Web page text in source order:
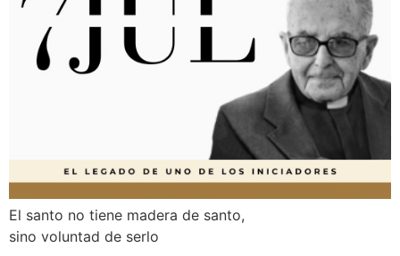
El santo no tiene madera de santo,
sino voluntad de serlo